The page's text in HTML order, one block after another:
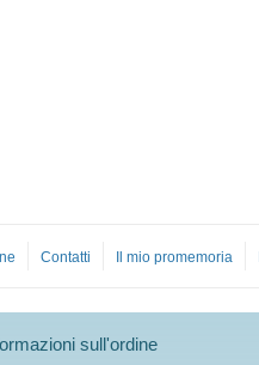
Contatti Il mio promemoria
sull'ordine